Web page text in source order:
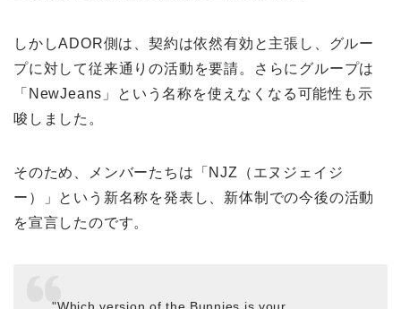
しかしADOR側は、契約は依然有効と主張し、グルー
プに対して従来通りの活動を要請。さらにグループは
「NewJeans」という名称を使えなくなる可能性も示
唆しました。
そのため、メンバーたちは「NJZ（エヌジェイジ
ー）」という新名称を発表し、新体制での今後の活動
を宣言したのです。